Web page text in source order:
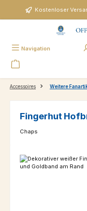
Zum Hauptinhalt springen
Kostenloser
Navigation
Accessoires Weitere
Fingerhut
Chaps
Bildergalerie